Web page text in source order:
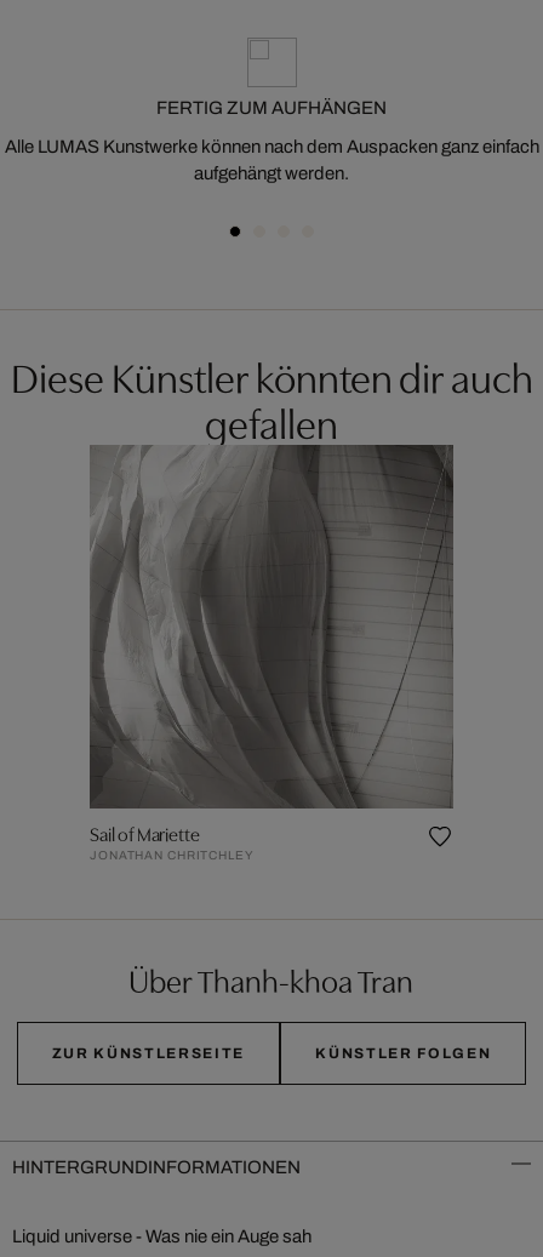
FERTIG ZUM AUFHÄNGEN
Alle LUMAS Kunstwerke können nach dem Auspacken ganz einfach
aufgehängt werden.
Diese Künstler könnten dir auch
gefallen
Sail of Mariette
JONATHAN CHRITCHLEY
Über Thanh-khoa Tran
ZUR KÜNSTLERSEITE KÜNSTLER FOLGEN
HINTERGRUNDINFORMATIONEN
Liquid universe - Was nie ein Auge sah